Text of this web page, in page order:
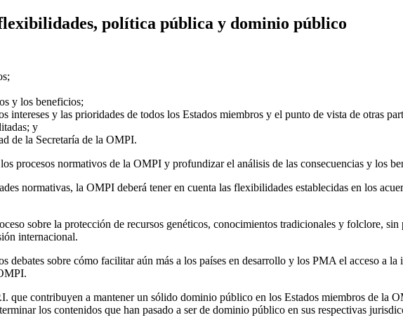
política pública y dominio público
y los beneficios;
intereses y las prioridades de todos los Estados miembros y el punto de vista de otras
y
de la Secretaría de la OMPI.
procesos normativos de la OMPI y profundizar el análisis de las consecuencias y los
normativas, la OMPI deberá tener en cuenta las flexibilidades establecidas en los
sobre la protección de recursos genéticos, conocimientos tradicionales y folclore,
internacional.
debates sobre cómo facilitar aún más a los países en desarrollo y los PMA el acceso a
que contribuyen a mantener un sólido dominio público en los Estados miembros de la
los contenidos que han pasado a ser de dominio público en sus respectivas